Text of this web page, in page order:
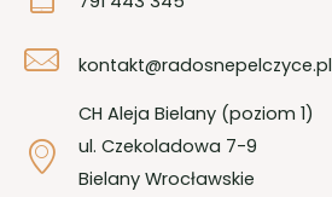
kontakt@radosnepelczyce.pl
CH Aleja Bielany (poziom 1)
ul. Czekoladowa 7-9
Bielany Wrocławskie